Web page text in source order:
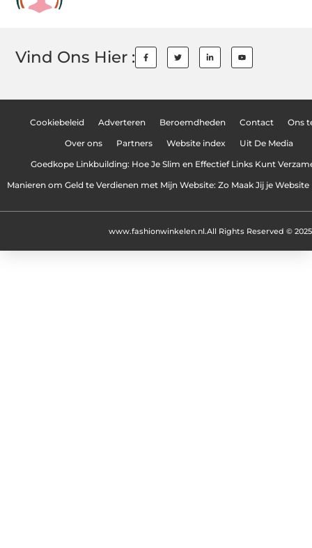
Vind Ons Hier :
Cookiebeleid Adverteren Beroemdheden Contact Ons
Over ons Partners Website index Uit De Media
Goedkope Linkbuilding: Hoe Je Slim en Effectief Links Kunt
Manieren om Geld te Verdienen met Mijn Website: Zo Maak Jij je Website
All Rights Reserved © 2025
www.fashionwinkelen.nl.